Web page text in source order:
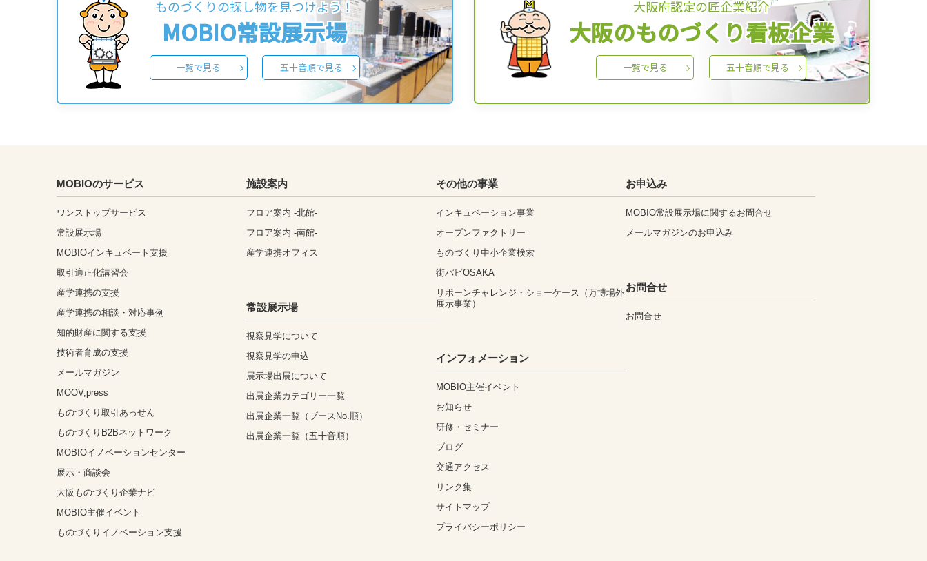
ものづくりの探し物を見つけよう！
MOBIO常設展示場
一覧で見る 五十音順で見る
大阪府認定の匠企業紹介
大阪のものづくり看板企業
一覧で見る 五十音順で見る
MOBIOのサービス
ワンストップサービス
常設展示場
MOBIOインキュベート支援
取引適正化講習会
産学連携の支援
産学連携の相談・対応事例
知的財産に関する支援
技術者育成の支援
メールマガジン
MOOV,press
ものづくり取引あっせん
ものづくりB2Bネットワーク
MOBIOイノベーションセンター
展示・商談会
大阪ものづくり企業ナビ
MOBIO主催イベント
ものづくりイノベーション支援
施設案内
フロア案内 -北館-
フロア案内 -南館-
産学連携オフィス
常設展示場
視察見学について
視察見学の申込
展示場出展について
出展企業カテゴリー一覧
出展企業一覧（ブースNo.順）
出展企業一覧（五十音順）
その他の事業
インキュベーション事業
オープンファクトリー
ものづくり中小企業検索
街パビOSAKA
リボーンチャレンジ・ショーケース（万博場外
展示事業）
インフォメーション
MOBIO主催イベント
お知らせ
研修・セミナー
ブログ
交通アクセス
リンク集
サイトマップ
プライバシーポリシー
お申込み
MOBIO常設展示場に関するお問合せ
メールマガジンのお申込み
お問合せ
お問合せ